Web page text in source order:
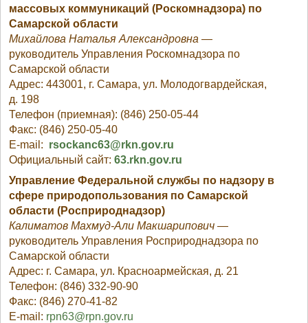
массовых коммуникаций (Роскомнадзора) по
Самарской области
Михайлова Наталья Александровна —
руководитель Управления Роскомнадзора по
Самарской области
Адрес: 443001, г. Самара, ул. Молодогвардейская,
д. 198
Телефон (приемная): (846) 250-05-44
Факс: (846) 250-05-40
E-mail: rsockanc63@rkn.gov.ru
Официальный сайт:63.rkn.gov.ru
Управление Федеральной службы по надзору в
сфере природопользования по Самарской
области (Росприроднадзор)
Калиматов Махмуд-Али Макшарипович —
руководитель Управления Росприроднадзора по
Самарской области
Адрес: г. Самара, ул. Красноармейская, д. 21
Телефон: (846) 332-90-90
Факс: (846) 270-41-82
E-mail: rpn63@rpn.gov.ru